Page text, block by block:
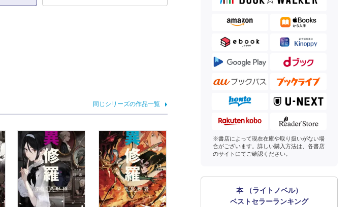
同じシリーズの作品一覧
※書店によって現在在庫や取り扱いがない場
合がございます。詳しい購入方法は、各書店
のサイトにてご確認ください。
本 （ライトノベル）
ベストセラーランキング